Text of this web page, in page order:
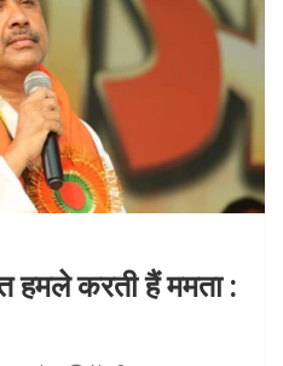
हमले करती हैं ममता :